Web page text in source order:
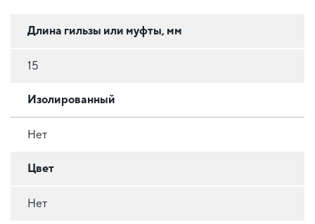
Длина гильзы или муфты, мм
15
Изолированный
Нет
Цвет
Нет